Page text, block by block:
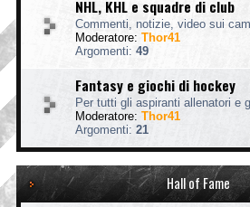
NHL, KHL e squadre di club
Commenti, notizie, video sui
Moderatore: Thor41
Argomenti: 49
Fantasy e giochi di hockey
Per tutti gli aspiranti allenatori e
Moderatore: Thor41
Argomenti: 21
Hall of Fame